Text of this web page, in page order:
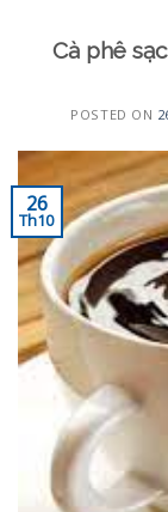
Cà phê
POSTED ON
26
Th10